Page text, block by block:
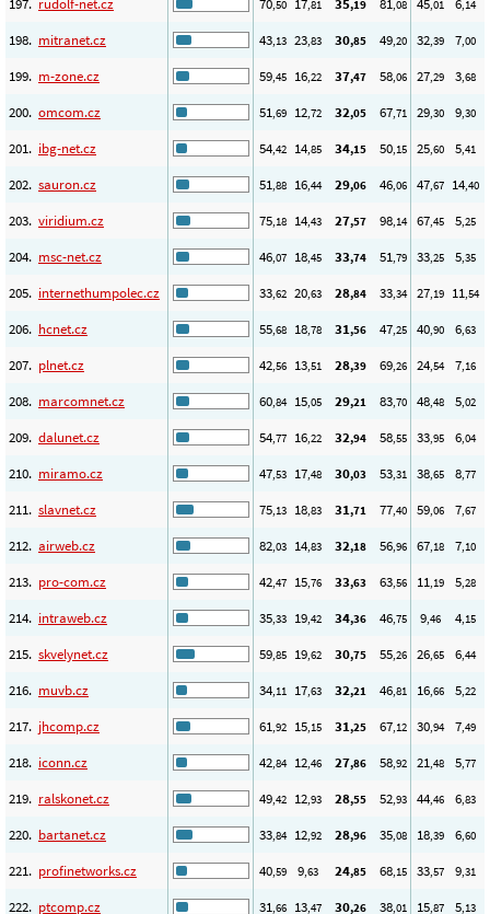
197. rudolf-net.cz 70,50 17,81 35,19 81,08 45,01 6,14
198. mitranet.cz 43,13 23,83 30,85 49,20 32,39 7,00
199. m-zone.cz 59,45 16,22 37,47 58,06 27,29 3,68
200. omcom.cz 51,69 12,72 32,05 67,71 29,30 9,30
201. ibg-net.cz 54,42 14,85 34,15 50,15 25,60 5,41
202. sauron.cz 51,88 16,44 29,06 46,06 47,67 14,40
203. viridium.cz 75,18 14,43 27,57 98,14 67,45 5,25
204. msc-net.cz 46,07 18,45 33,74 51,79 33,25 5,35
205. internethumpolec.cz 33,62 20,63 28,84 33,34 27,19 11,54
206. hcnet.cz 55,68 18,78 31,56 47,25 40,90 6,63
207. plnet.cz 42,56 13,51 28,39 69,26 24,54 7,16
208. marcomnet.cz 60,84 15,05 29,21 83,70 48,48 5,02
209. dalunet.cz 54,77 16,22 32,94 58,55 33,95 6,04
210. miramo.cz 47,53 17,48 30,03 53,31 38,65 8,77
211. slavnet.cz 75,13 18,83 31,71 77,40 59,06 7,67
212. airweb.cz 82,03 14,83 32,18 56,96 67,18 7,10
213. pro-com.cz 42,47 15,76 33,63 63,56 11,19 5,28
214. intraweb.cz 35,33 19,42 34,36 46,75 9,46 4,15
215. skvelynet.cz 59,85 19,62 30,75 55,26 26,65 6,44
216. muvb.cz 34,11 17,63 32,21 46,81 16,66 5,22
217. jhcomp.cz 61,92 15,15 31,25 67,12 30,94 7,49
218. iconn.cz 42,84 12,46 27,86 58,92 21,48 5,77
219. ralskonet.cz 49,42 12,93 28,55 52,93 44,46 6,83
220. bartanet.cz 33,84 12,92 28,96 35,08 18,39 6,60
221. profinetworks.cz 40,59 9,63 24,85 68,15 33,57 9,31
222. ptcomp.cz 31,66 13,47 30,26 38,01 15,87 5,13